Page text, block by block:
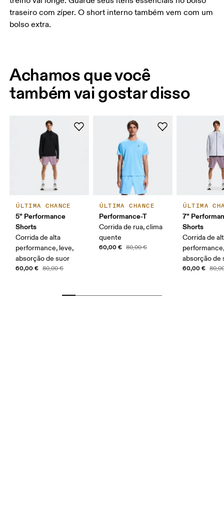
traseiro com zíper. O short interno também vem com um
bolso extra.
Achamos que você
também vai gostar disso
ÚLTIMA CHANCE
5" Performance
Shorts
Corrida de alta
performance, leve,
absorção de suor
60,00 € 80,00 €
ÚLTIMA CHANCE
Performance-T
Corrida de rua, clima
quente
60,00 € 80,00 €
ÚLTIMA
7"
Shorts
Corrida de
absorção de
60,00 €